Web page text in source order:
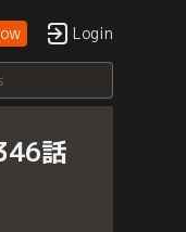
Login
話